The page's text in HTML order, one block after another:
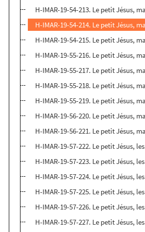
H-IMAR-19-54-213. Le petit Jésus,
H-IMAR-19-54-214. Le petit Jésus,
H-IMAR-19-54-215. Le petit Jésus,
H-IMAR-19-55-216. Le petit Jésus,
H-IMAR-19-55-217. Le petit Jésus,
H-IMAR-19-55-218. Le petit Jésus,
H-IMAR-19-55-219. Le petit Jésus,
H-IMAR-19-56-220. Le petit Jésus,
H-IMAR-19-56-221. Le petit Jésus,
H-IMAR-19-57-222. Le petit Jésus,
H-IMAR-19-57-223. Le petit Jésus,
H-IMAR-19-57-224. Le petit Jésus,
H-IMAR-19-57-225. Le petit Jésus,
H-IMAR-19-57-226. Le petit Jésus,
H-IMAR-19-57-227. Le petit Jésus,